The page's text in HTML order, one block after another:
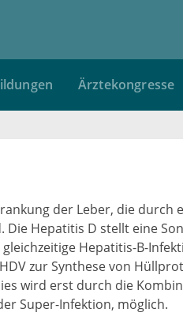
Ärztekongresse
der Leber, die durch
Die Hepatitis D stellt eine
Hepatitis-B-
zur Synthese von
wird erst durch die
Super-Infektion, möglich.